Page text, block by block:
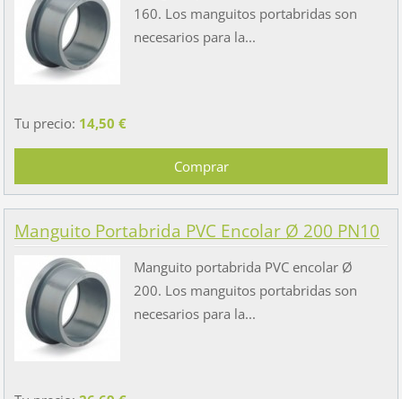
160. Los manguitos portabridas son
necesarios para la...
Tu precio: 14,50 €
Manguito Portabrida PVC Encolar Ø 200 PN10
Manguito portabrida PVC encolar Ø
200. Los manguitos portabridas son
necesarios para la...